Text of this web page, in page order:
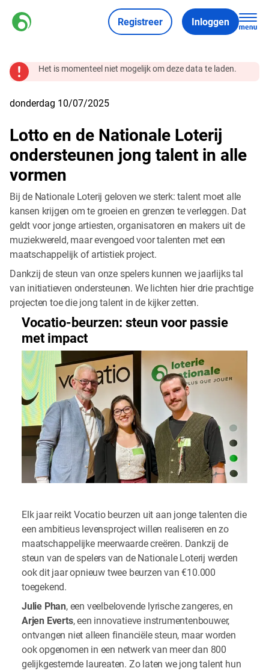
Registreer Inloggen
Het is momenteel niet mogelijk om deze data te laden.
donderdag 10/07/2025
Lotto en de Nationale Loterij
ondersteunen jong talent in alle
vormen
Bij de Nationale Loterij geloven we sterk: talent moet alle
kansen krijgen om te groeien en grenzen te verleggen. Dat
geldt voor jonge artiesten, organisatoren en makers uit de
muziekwereld, maar evengoed voor talenten met een
maatschappelijk of artistiek project.
Dankzij de steun van onze spelers kunnen we jaarlijks tal
van initiatieven ondersteunen. We lichten hier drie prachtige
projecten toe die jong talent in de kijker zetten.
Vocatio-beurzen: steun voor passie
met impact
Elk jaar reikt Vocatio beurzen uit aan jonge talenten die
een ambitieus levensproject willen realiseren en zo
maatschappelijke meerwaarde creëren. Dankzij de
steun van de spelers van de Nationale Loterij werden
ook dit jaar opnieuw twee beurzen van €10.000
toegekend.
Julie Phan, een veelbelovende lyrische zangeres, en
Arjen Everts, een innovatieve instrumentenbouwer,
ontvangen niet alleen financiële steun, maar worden
ook opgenomen in een netwerk van meer dan 800
gelijkgestemde laureaten. Zo laten we jong talent hun